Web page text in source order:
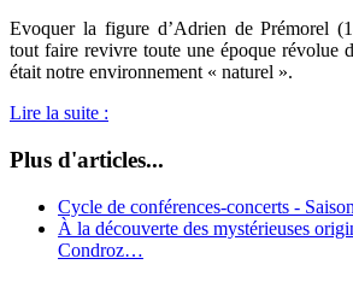
Evoquer la figure d’Adrien de Prémorel
tout faire revivre toute une époque révolue
était notre environnement « naturel ».
Lire la suite :
Plus d'articles...
Cycle de conférences-concerts -
À la découverte des mystérieuses
Condroz…